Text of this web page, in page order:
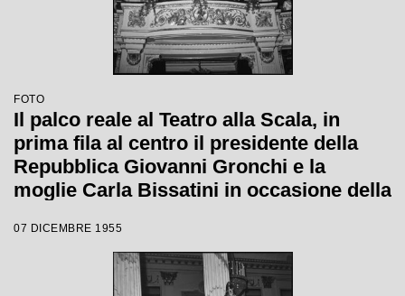
FOTO
Il palco reale al Teatro alla Scala, in
prima fila al centro il presidente della
Repubblica Giovanni Gronchi e la
moglie Carla Bissatini in occasione della
1955-1956 con l'opera "Norma" di
Vincenzo Bellini, diretta da Antonino
Votto, con la regia di Margherita
07 DICEMBRE 1955